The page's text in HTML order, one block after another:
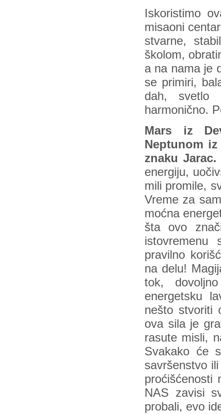
Iskoristimo
misaoni
stvarne,
školom,
a na nama je
se primiri,
dah, svetlo
harmonično.
Mars iz
Neptunom
znaku Jarac.
energiju,
mili promile,
Vreme za
moćna
šta ovo
pravilno
na delu!
tok,
energetsku
nešto stvoriti
ova sila je
rasute misli,
Svakako će
savršenstvo
proćišćenosti
NAS zavisi
probali, evo